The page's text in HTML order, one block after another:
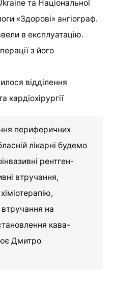
та Національної
«Здорові» ангіограф.
в експлуатацію.
з його
відділення
кардіохірургії
периферичних
лікарні будемо
рентген-
втручання,
втручання на
кава-
Дмитро